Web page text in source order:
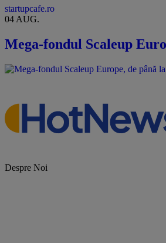
startupcafe.ro
04 AUG.
Mega-fondul Scaleup
Despre Noi